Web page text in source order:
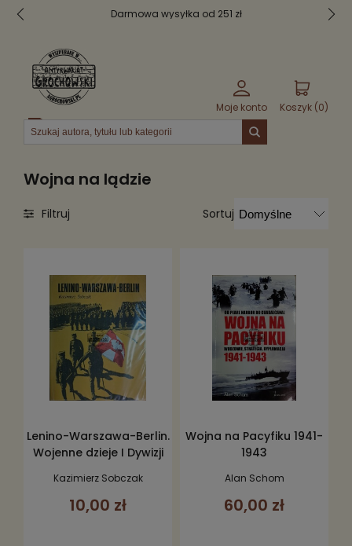
Darmowa wysyłka od 251 zł
Moje konto Koszyk (0)
Menu
Wojna na lądzie
Sortuj
Filtruj
Lenino-Warszawa-Berlin.
Wojenne dzieje I Dywizji
Kościuszki
Kazimierz Sobczak
10,00 zł
Wojna na Pacyfiku 1941-
1943
Alan Schom
60,00 zł